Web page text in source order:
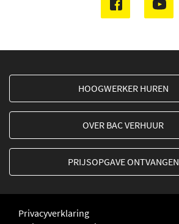
HOOGWERKER HUREN
OVER BAC VERHUUR
PRIJSOPGAVE ONTVANGEN
Privacyverklaring